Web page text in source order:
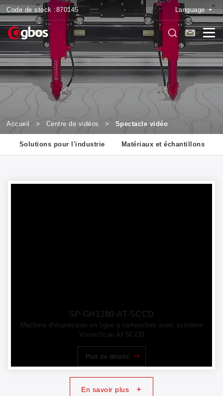
Code de stock :870145 Language
Accueil > Centre de vidéos > Spectacle vidéo
Solutions pour l'industrie Matériaux et échantillons
SP-GH1280-AT-SCCD
Machine d'impression en ligne à cartouches avec système
VisionScan AI SCCD
Plus de détails
En savoir plus +